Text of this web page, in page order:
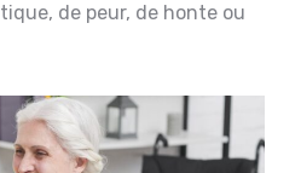
de peur, de honte ou